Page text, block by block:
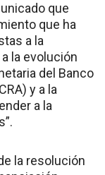
que
que ha
a la
la evolución
del Banco
y a la
a la
la resolución